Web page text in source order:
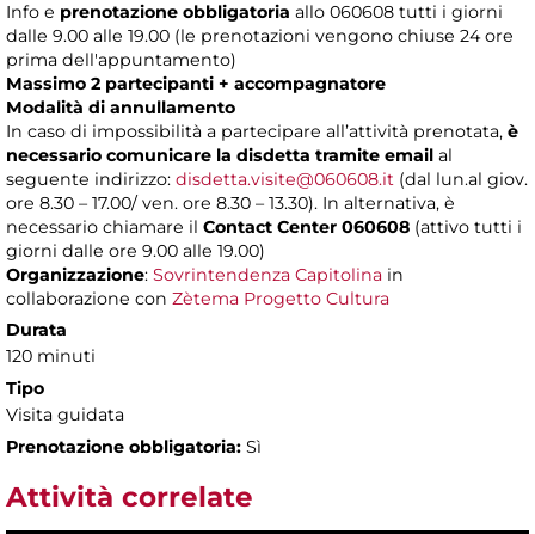
Info e prenotazione obbligatoria allo 060608 tutti i giorni
dalle 9.00 alle 19.00 (le prenotazioni vengono chiuse 24 ore
prima dell'appuntamento)
Massimo 2 partecipanti + accompagnatore
Modalità di annullamento
In caso di impossibilità a partecipare all’attività prenotata, è
necessario comunicare la disdetta tramite email al
seguente indirizzo: disdetta.visite@060608.it (dal lun.al giov.
ore 8.30 – 17.00/ ven. ore 8.30 – 13.30). In alternativa, è
necessario chiamare il Contact Center 060608 (attivo tutti i
giorni dalle ore 9.00 alle 19.00)
Organizzazione: Sovrintendenza Capitolina in
collaborazione con Zètema Progetto Cultura
Durata
120 minuti
Tipo
Visita guidata
Prenotazione obbligatoria: Sì
Attività correlate